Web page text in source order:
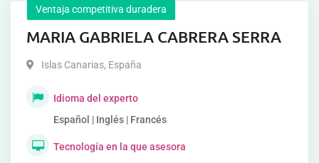
Ventaja competitiva duradera
MARIA GABRIELA CABRERA SERRA
Islas Canarias, España
Idioma del experto
Español | Inglés | Francés
Tecnología en la que asesora